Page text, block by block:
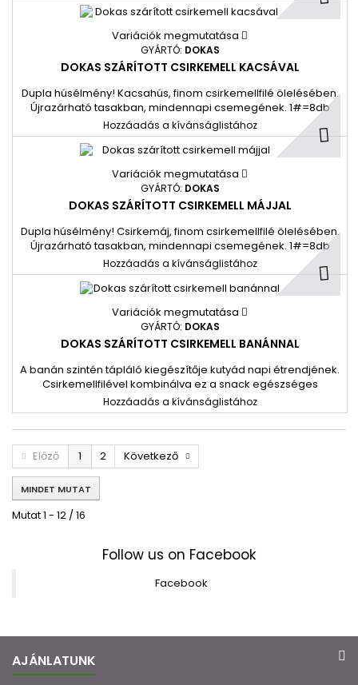
Variációk megmutatása
GYÁRTÓ: DOKAS
DOKAS SZÁRÍTOTT CSIRKEMELL KACSÁVAL
Dupla húsélmény! Kacsahús, finom csirkemellfilé ölelésében.
Újrazárható tasakban, mindennapi csemegének. 1#=8db
Hozzáadás a kívánságlistához
Variációk megmutatása
GYÁRTÓ: DOKAS
DOKAS SZÁRÍTOTT CSIRKEMELL MÁJJAL
Dupla húsélmény! Csirkemáj, finom csirkemellfilé ölelésében.
Újrazárható tasakban, mindennapi csemegének. 1#=8db
Hozzáadás a kívánságlistához
Variációk megmutatása
GYÁRTÓ: DOKAS
DOKAS SZÁRÍTOTT CSIRKEMELL BANÁNNAL
A banán szintén tápláló kiegészítője kutyád napi étrendjének.
Csirkemellfilével kombinálva ez a snack egészséges
jutalomfalat az étkezések között. 1#=8db
Hozzáadás a kívánságlistához
Előző 1 2 Következő
MINDET MUTAT
Mutat 1 - 12 / 16
Follow us on Facebook
Facebook
AJÁNLATUNK